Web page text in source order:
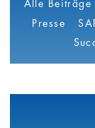
Alle Beiträge
Presse